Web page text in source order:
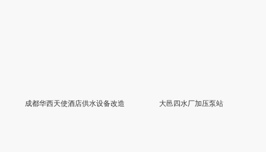
成都华西天使酒店供水设备改造 大邑四水厂加压泵站